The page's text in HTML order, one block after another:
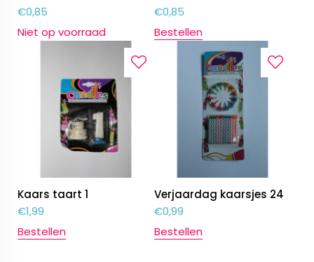
€0,85
Niet op voorraad
€0,85
Bestellen
Kaars taart 1
€1,99
Bestellen
Verjaardag kaarsjes 24
€0,99
Bestellen